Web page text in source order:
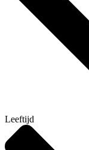
Leeftijd